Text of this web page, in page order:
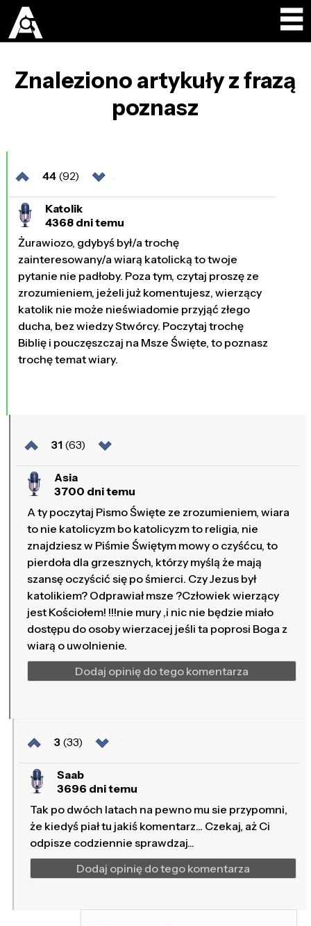
Znaleziono artykuły z frazą
poznasz
44(92)
Katolik
4368 dni temu
Żurawiozo, gdybyś był/a trochę
zainteresowany/a wiarą katolicką to twoje
pytanie nie padłoby. Poza tym, czytaj proszę ze
zrozumieniem, jeżeli już komentujesz, wierzący
katolik nie może nieświadomie przyjąć złego
ducha, bez wiedzy Stwórcy. Poczytaj trochę
Biblię i pouczęszczaj na Msze Święte, to poznasz
trochę temat wiary.
31(63)
Asia
3700 dni temu
A ty poczytaj Pismo Święte ze zrozumieniem, wiara
to nie katolicyzm bo katolicyzm to religia, nie
znajdziesz w Piśmie Świętym mowy o czyśćcu, to
pierdoła dla grzesznych, którzy myślą że mają
szansę oczyścić się po śmierci. Czy Jezus był
katolikiem? Odprawiał msze ?Człowiek wierzący
jest Kościołem! !!!nie mury ,i nic nie będzie miało
dostępu do osoby wierzacej jeśli ta poprosi Boga z
wiarą o uwolnienie.
Dodaj opinię do tego komentarza
3 (33)
Saab
3696 dni temu
Tak po dwóch latach na pewno mu sie przypomni,
że kiedyś piał tu jakiś komentarz... Czekaj, aż Ci
odpisze codziennie sprawdzaj...
Dodaj opinię do tego komentarza